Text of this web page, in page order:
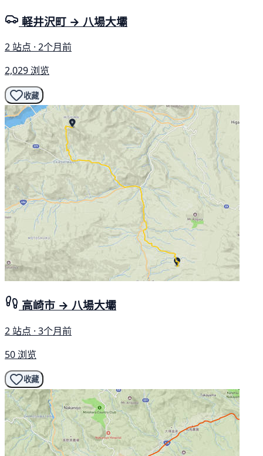
軽井沢町 → 八場大壩
2 站点 · 2个月前
2,029 浏览
收藏
高崎市 → 八場大壩
2 站点 · 3个月前
50 浏览
收藏